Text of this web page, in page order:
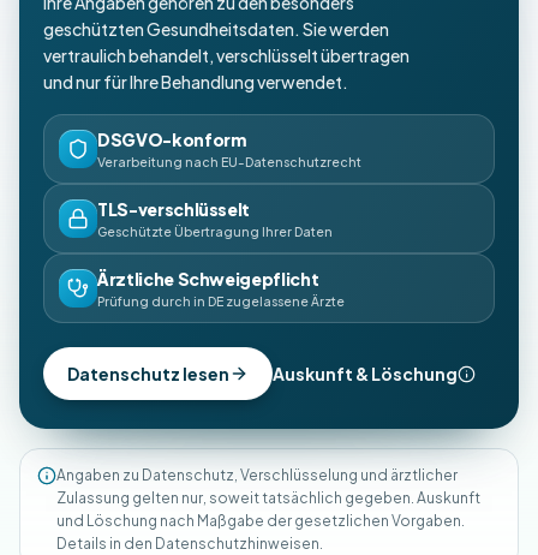
geschützten Gesundheitsdaten. Sie werden
vertraulich behandelt, verschlüsselt übertragen
und nur für Ihre Behandlung verwendet.
DSGVO-konform
Verarbeitung nach EU-Datenschutzrecht
TLS-verschlüsselt
Geschützte Übertragung Ihrer Daten
Ärztliche Schweigepflicht
Prüfung durch in DE zugelassene Ärzte
Datenschutz lesen Auskunft & Löschung
Angaben zu Datenschutz, Verschlüsselung und ärztlicher
Zulassung gelten nur, soweit tatsächlich gegeben. Auskunft
und Löschung nach Maßgabe der gesetzlichen Vorgaben.
Details in den Datenschutzhinweisen.